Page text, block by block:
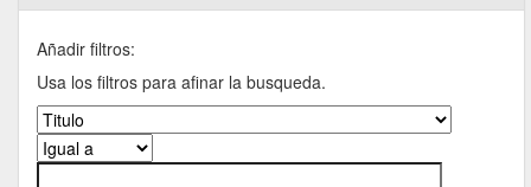
Añadir filtros:
Usa los filtros para afinar la busqueda.